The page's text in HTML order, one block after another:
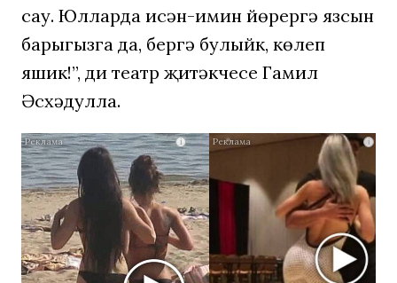
сау. Юлларда исән-имин йөрергә язсын
барыгызга да, бергә булыйк, көлеп
яшик!”, ди театр җитәкчесе Гамил
Әсхәдулла.
i
Скрытая
камера
на
пляже
Крыма:
Что
i